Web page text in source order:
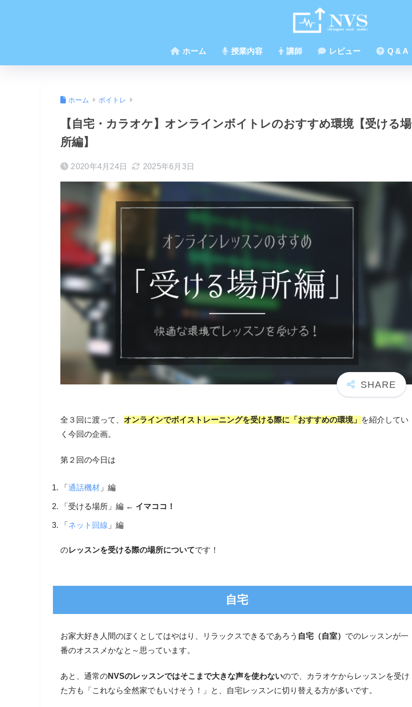
ホーム 授業内容 講師 レビュー Q & A
ホーム ボイトレ
【自宅・カラオケ】オンラインボイトレのおすすめ環境【受ける場
所編】
2020年4月24日 2025年6月3日
全３回に渡って、 オンラインでボイストレーニングを受ける際に「おすすめの環境」
を紹介してい
く今回の企画。
第２回の今日は
「 通話機材 」編
「受ける場所」編 ← イマココ！
「 ネット回線 」編
のレッスンを受ける際の場所についてです！
自宅
お家大好き人間のぼくとしてはやはり、リラックスできるであろう 自宅（自室） でのレッスンが一
番のオススメかなと～思っています。
あと、通常のNVSのレッスンではそこまで大きな声を使わないので、カラオケからレッスンを受け
た方も「これなら全然家でもいけそう！」と、自宅レッスンに切り替える方が多いです。